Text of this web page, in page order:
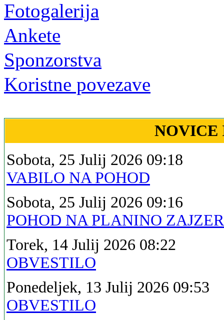
Fotogalerija
Ankete
Sponzorstva
Koristne povezave
NOVICE
Sobota, 25 Julij 2026 09:18
VABILO NA POHOD
Sobota, 25 Julij 2026 09:16
POHOD NA PLANINO
Torek, 14 Julij 2026 08:22
OBVESTILO
Ponedeljek, 13 Julij 2026 09:53
OBVESTILO